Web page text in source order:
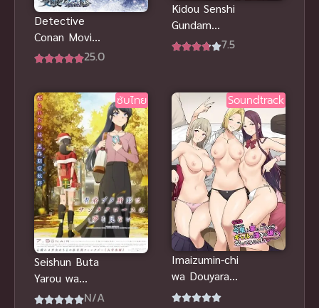
Detective
Conan Movie
28 ปริศนา
ไทย
25.0
Kidou Senshi
Gundam
GQuuuuuuX7.5
ซับไทย
Seishun Buta
Yarou wa
Santa ClausN/A
Soundtrack
Imaizumin-chi
wa Douyara
Gal no